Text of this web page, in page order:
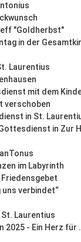
"Goldherbst"
in der
Laurentius
mit dem
verschoben
in St.
in Zur
im Labyrinth
uns verbindet“
Laurentius
2025 - Ein Herz für